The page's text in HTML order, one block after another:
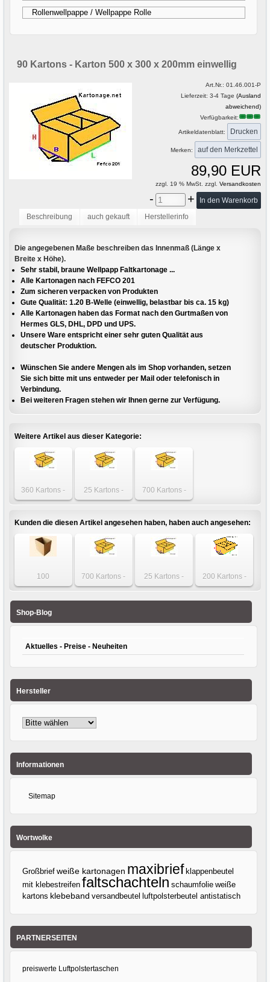
Rollenwellpappe / Wellpappe Rolle
90 Kartons - Karton 500 x 300 x 200mm einwellig
Art.Nr.: 01.46.001-P
Lieferzeit: 3-4 Tage (Ausland
abweichend)
Verfügbarkeit:
Artikeldatenblatt: Drucken
Merken:
89,90 EUR
zzgl. 19 % MwSt. zzgl. Versandkosten
- +
Beschreibung auch gekauft Herstellerinfo
Die angegebenen Maße beschreiben das Innenmaß (Länge x
Breite x Höhe).
Sehr stabil, braune Wellpapp Faltkartonage ...
Alle Kartonagen nach FEFCO 201
Zum sicheren verpacken von Produkten
Gute Qualität: 1.20 B-Welle (einwellig, belastbar bis ca. 15 kg)
Alle Kartonagen haben das Format nach den Gurtmaßen von
Hermes GLS, DHL, DPD und UPS.
Unsere Ware entspricht einer sehr guten Qualität aus
deutscher Produktion.
Wünschen Sie andere Mengen als im Shop vorhanden, setzen
Sie sich bitte mit uns entweder per Mail oder telefonisch in
Verbindung.
Bei weiteren Fragen stehen wir Ihnen gerne zur Verfügung.
Weitere Artikel aus dieser Kategorie:
360 Kartons -
Karton 500 x 300
einwellig
25 Kartons -
Karton 500 x 300
einwellig
700 Kartons -
Karton 500 x 300
einwellig
Kunden die diesen Artikel angesehen haben, haben auch angesehen:
100
Faltschachteln -
280 x 230mm
700 Kartons -
Karton 350 x 350
25 Kartons -
Karton 300 x 95 x
200 Kartons -
Karton 290 x 290
Shop-Blog
Aktuelles - Preise - Neuheiten
Hersteller
Informationen
Sitemap
Wortwolke
Großbrief weiße kartonagen maxibrief klappenbeutel
mit klebestreifen faltschachteln schaumfolie weiße
kartons klebeband versandbeutel luftpolsterbeutel antistatisch
PARTNERSEITEN
preiswerte Luftpolstertaschen